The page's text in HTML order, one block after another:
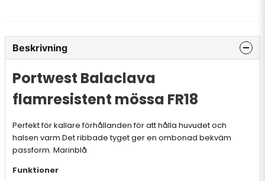
Beskrivning
Portwest Balaclava
flamresistent mössa FR18
Perfekt för kallare förhållanden för att hålla huvudet och
halsen varm.Det ribbade tyget ger en ombonad bekväm
passform. Marinblå
Funktioner